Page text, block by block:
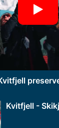
Kvitfjell -